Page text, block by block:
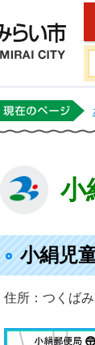
つ
小
小絹児
住所：つくば